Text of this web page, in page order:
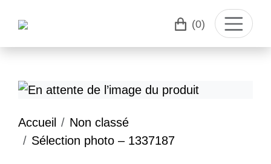
(0)
Accueil
Non classé
Sélection photo – 1337187